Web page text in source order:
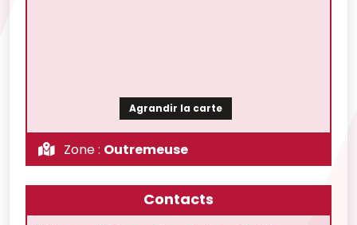
Agrandir la carte
Zone : Outremeuse
Contacts